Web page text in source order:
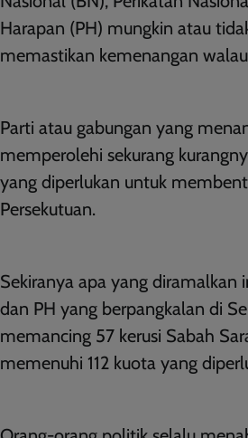
Harapan (PH) mungkin atau
memastikan kemenangan
Parti atau gabungan yang
memperolehi sekurang
yang diperlukan untuk
Persekutuan.
Sekiranya apa yang diramalkan
dan PH yang berpangkalan di
memancing 57 kerusi Sabah
memenuhi 112 kuota yang